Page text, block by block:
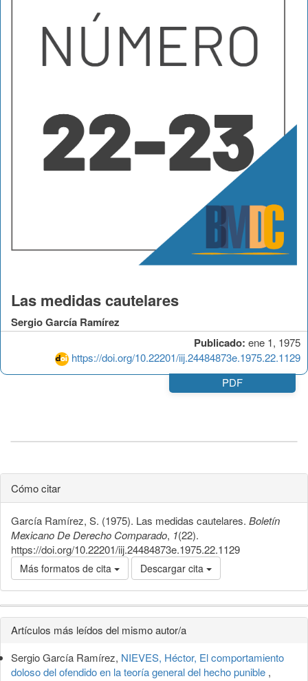
Publicado: ene 1, 1975
https://doi.org/10.22201/iij.24484873e.1975.22.1129
Las medidas cautelares
Sergio García Ramírez
PDF
Cómo citar
García Ramírez, S. (1975). Las medidas cautelares. Boletín
Mexicano De Derecho Comparado, 1(22).
https://doi.org/10.22201/iij.24484873e.1975.22.1129
Más formatos de cita Descargar cita
Detalles
del
artículo
Artículos más leídos del mismo autor/a
Sergio García Ramírez, NIEVES, Héctor, El comportamiento
doloso del ofendido en la teoría general del hecho punible ,